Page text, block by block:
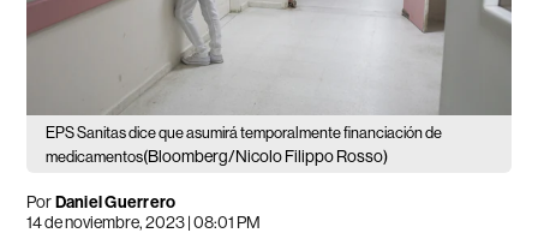
EPS Sanitas dice que asumirá temporalmente financiación de
medicamentos(Bloomberg/Nicolo Filippo Rosso)
PorDaniel Guerrero
14 de noviembre, 2023 | 08:01 PM